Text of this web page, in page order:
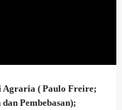
Agraria ( Paulo Freire;
Pembebasan);